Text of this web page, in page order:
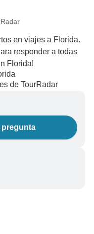
en viajes a Florida.
responder a todas
Florida!
de TourRadar
pregunta